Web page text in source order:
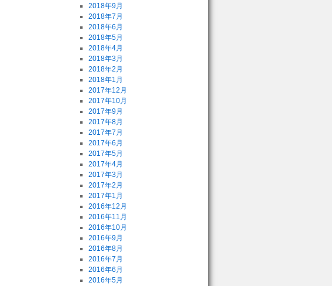
2018年9月
2018年7月
2018年6月
2018年5月
2018年4月
2018年3月
2018年2月
2018年1月
2017年12月
2017年10月
2017年9月
2017年8月
2017年7月
2017年6月
2017年5月
2017年4月
2017年3月
2017年2月
2017年1月
2016年12月
2016年11月
2016年10月
2016年9月
2016年8月
2016年7月
2016年6月
2016年5月